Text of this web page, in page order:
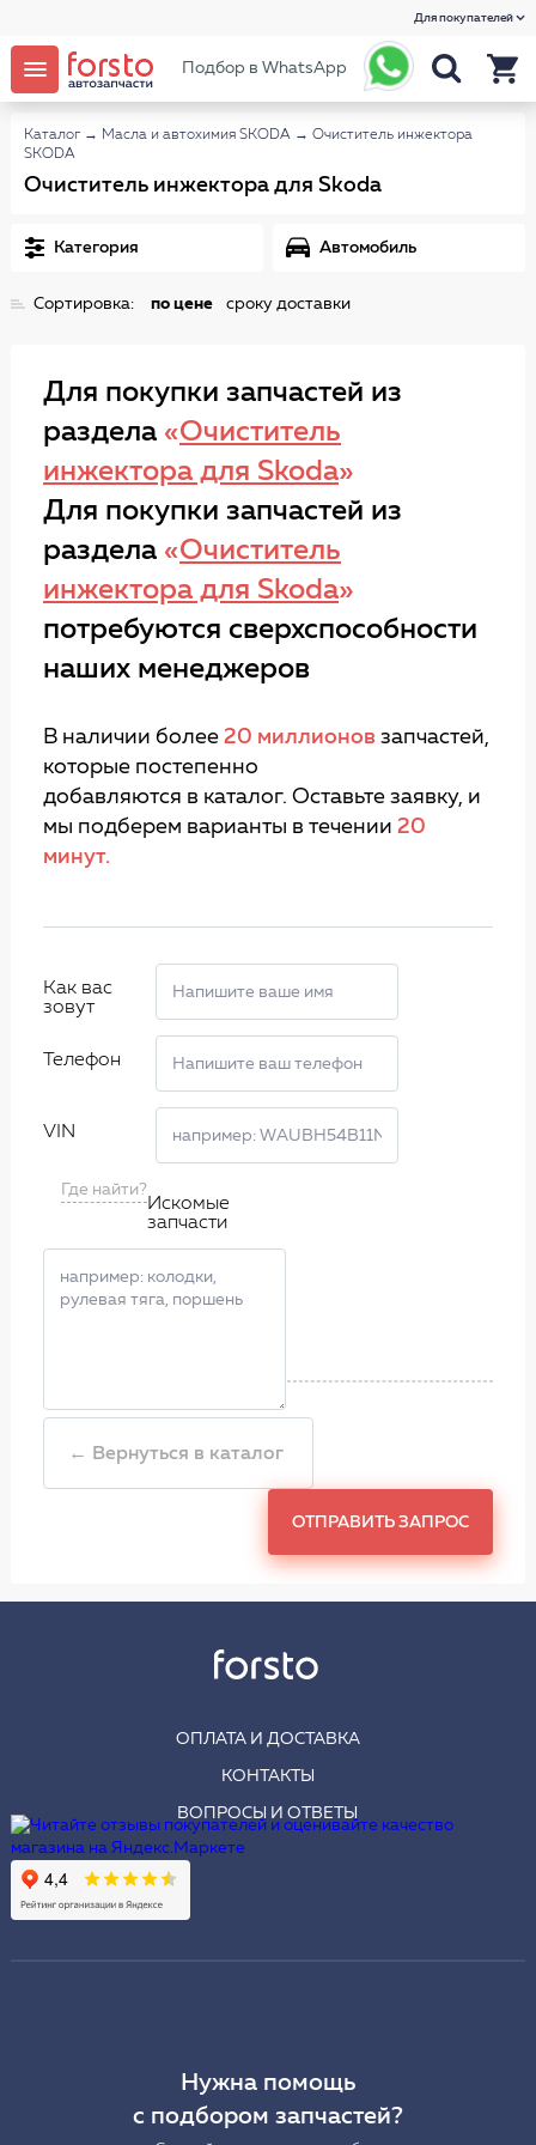
Для покупателей
Подбор в WhatsApp
Каталог → Масла и автохимия SKODA → Очиститель инжектора
SKODA
Очиститель инжектора для Skoda
Категория Автомобиль
Сортировка: по цене сроку доставки
Для покупки запчастей из
раздела «Очиститель
инжектора для Skoda»
Для покупки запчастей из
раздела «Очиститель
инжектора для Skoda»
потребуются сверхспособности
наших менеджеров
В наличии более 20 миллионов запчастей,
которые постепенно
добавляются в каталог. Оставьте заявку, и
мы подберем варианты в течении 20
минут.
Как вас
зовут
Телефон
VIN
Где найти?
Искомые
запчасти
← Вернуться в каталог
ОТПРАВИТЬ ЗАПРОС
ОПЛАТА И ДОСТАВКА
КОНТАКТЫ
ВОПРОСЫ И ОТВЕТЫ
Нужна помощь
с подбором запчастей?